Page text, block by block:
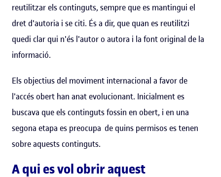
reutilitzar els continguts, sempre que es mantingui el
dret d'autoria i se citi. És a dir, que quan es reutilitzi
quedi clar qui n'és l'autor o autora i la font original de la
informació.
Els objectius del moviment internacional a favor de
l'accés obert han anat evolucionant. Inicialment es
buscava que els continguts fossin en obert, i en una
segona etapa es preocupa de quins permisos es tenen
sobre aquests continguts.
A qui es vol obrir aquest